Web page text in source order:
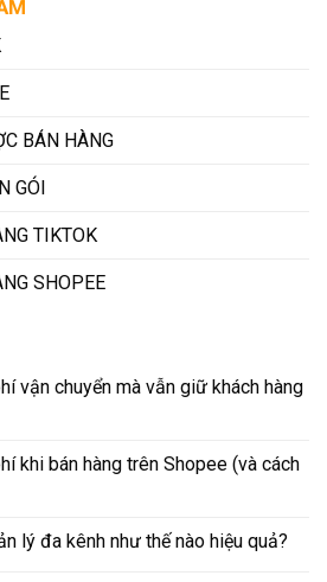
BÁN HÀNG
GÓI
TIKTOK
SHOPEE
vận chuyển mà vẫn giữ khách hàng
khi bán hàng trên Shopee (và cách
lý đa kênh như thế nào hiệu quả?